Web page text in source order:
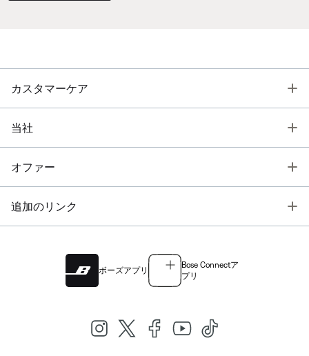
カスタマーケア
当社
オファー
追加のリンク
ボーズアプリ
Bose Connectア
プリ